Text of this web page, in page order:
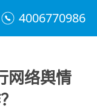
4006770986
网络舆情